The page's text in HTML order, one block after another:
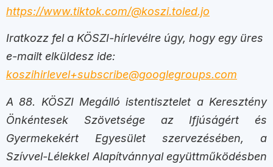
https://www.tiktok.com/@koszi.toled.jo
Iratkozz fel a KÖSZI-hírlevélre úgy, hogy egy üres
e-mailt elküldesz ide:
koszihirlevel+subscribe@googlegroups.com
A 88. KÖSZI Megálló istentisztelet a Keresztény
Önkéntesek Szövetsége az Ifjúságért és
Gyermekekért Egyesület szervezésében, a
Szívvel-Lélekkel Alapítvánnyal együttműködésben